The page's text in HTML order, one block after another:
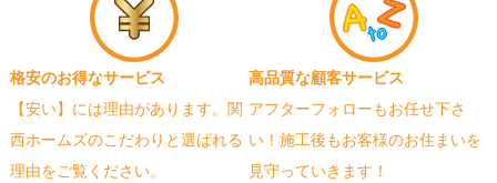
格安のお得なサービス
【安い】には理由があります。関
西ホームズのこだわりと選ばれる
理由をご覧ください。
高品質な顧客サービス
アフターフォローもお任せ下さ
い！施工後もお客様のお住まいを
見守っていきます！